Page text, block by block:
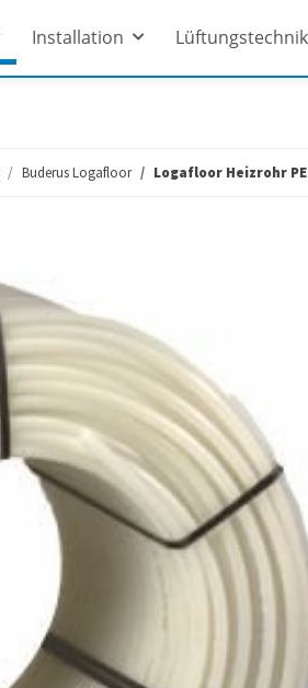
Installation Lüftungstechnik
Buderus Logafloor Logafloor Heizrohr